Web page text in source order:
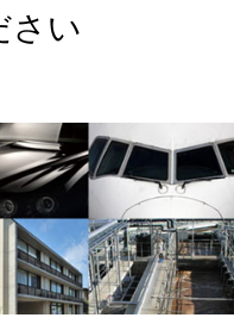
さい